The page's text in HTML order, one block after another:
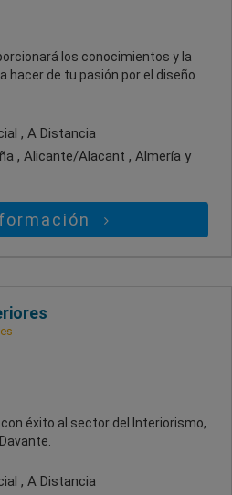
los conocimientos y la
hacer de tu pasión por el diseño
, A Distancia
, Alicante/Alacant , Almería y
éxito al sector del Interiorismo,
, A Distancia